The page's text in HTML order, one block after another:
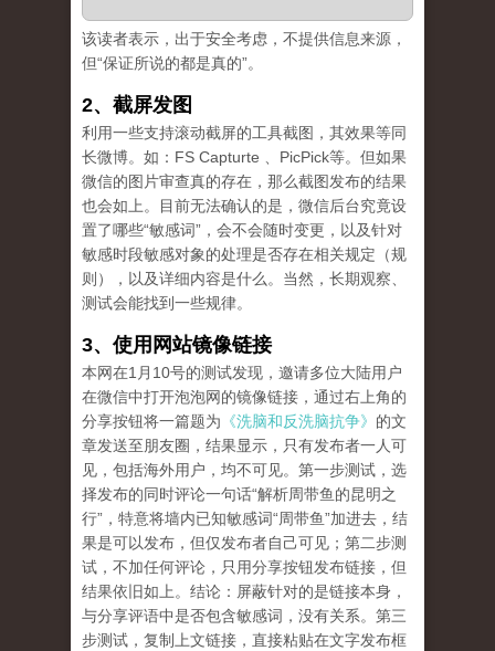
该读者表示，出于安全考虑，不提供信息来源，
但“保证所说的都是真的”。
2、截屏发图
利用一些支持滚动截屏的工具截图，其效果等同
长微博。如：FS Capturte 、PicPick等。但如果
微信的图片审查真的存在，那么截图发布的结果
也会如上。目前无法确认的是，微信后台究竟设
置了哪些“敏感词”，会不会随时变更，以及针对
敏感时段敏感对象的处理是否存在相关规定（规
则），以及详细内容是什么。当然，长期观察、
测试会能找到一些规律。
3、使用网站镜像链接
本网在1月10号的测试发现，邀请多位大陆用户
在微信中打开泡泡网的镜像链接，通过右上角的
分享按钮将一篇题为 《洗脑和反洗脑抗争》 的文
章发送至朋友圈，结果显示，只有发布者一人可
见，包括海外用户，均不可见。第一步测试，选
择发布的同时评论一句话“解析周带鱼的昆明之
行”，特意将墙内已知敏感词“周带鱼”加进去，结
果是可以发布，但仅发布者自己可见；第二步测
试，不加任何评论，只用分享按钮发布链接，但
结果依旧如上。结论：屏蔽针对的是链接本身，
与分享评语中是否包含敏感词，没有关系。第三
步测试，复制上文链接，直接粘贴在文字发布框